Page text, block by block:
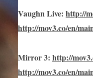
Vaughn Live: http://
http://mov3.co/en/
Mirror3: http://
http://mov3.co/en/